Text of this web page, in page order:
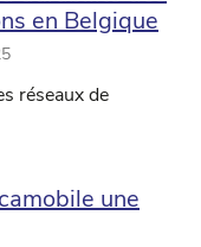
en Belgique
réseaux de
une